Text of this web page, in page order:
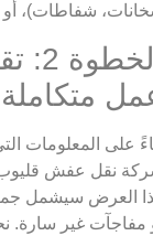
شفاطات)، أو
متكاملة
على المعلومات
نقل عفش
العرض سيشمل
مفاجآت غير سارة.